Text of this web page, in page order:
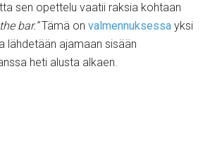
sen opettelu vaatii raksia kohtaan
bar.”Tämä onvalmennuksessa yksi
lähdetään ajamaan sisään
heti alusta alkaen.